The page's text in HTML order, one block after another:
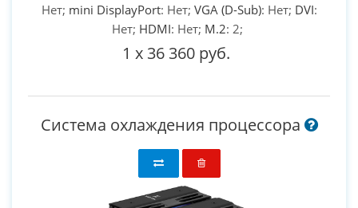
Нет; mini DisplayPort: Нет; VGA (D-Sub): Нет; DVI:
Нет; HDMI: Нет; M.2: 2;
1 x 36 360 руб.
Система охлаждения процессора